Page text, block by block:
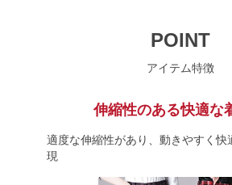
POINT
アイテム特徴
伸縮性のある快適な
適度な伸縮性があり、動きやすく快
現